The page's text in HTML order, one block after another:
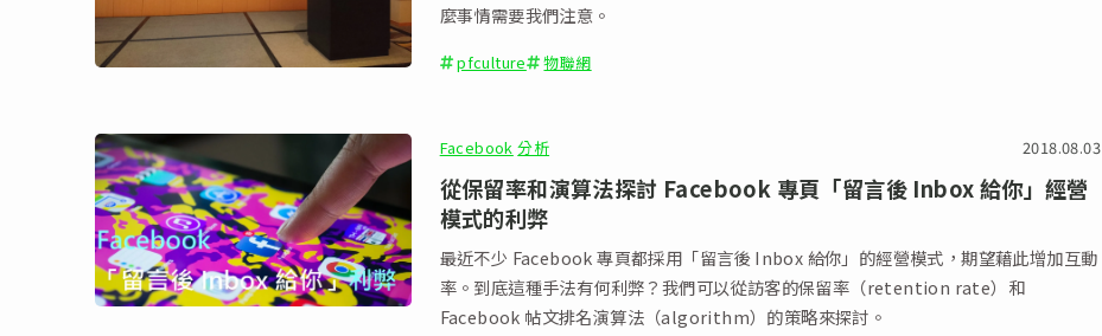
麼事情需要我們注意。
pfculture 物聯網
Facebook 分析 2018.08.03
從保留率和演算法探討 Facebook 專頁「留言後 Inbox 給你」經營
模式的利弊
最近不少 Facebook 專頁都採用「留言後 Inbox 給你」的經營模式，期望藉此增加互動
率。到底這種手法有何利弊？我們可以從訪客的保留率（retention rate）和
Facebook 帖文排名演算法（algorithm）的策略來探討。